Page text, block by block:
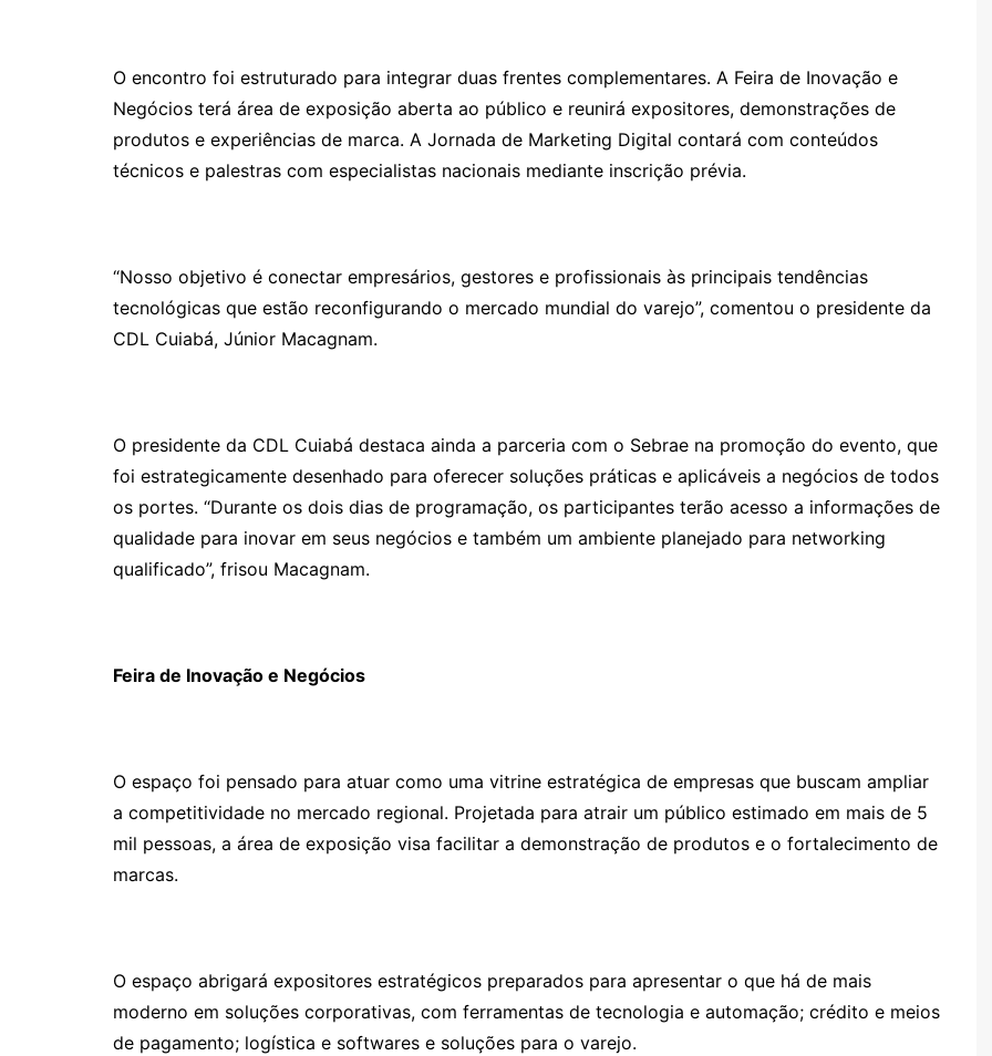
O encontro foi estruturado para integrar duas frentes complementares. A Feira de Inovação e
Negócios terá área de exposição aberta ao público e reunirá expositores, demonstrações de
produtos e experiências de marca. A Jornada de Marketing Digital contará com conteúdos
técnicos e palestras com especialistas nacionais mediante inscrição prévia.
“Nosso objetivo é conectar empresários, gestores e profissionais às principais tendências
tecnológicas que estão reconfigurando o mercado mundial do varejo”, comentou o presidente da
CDL Cuiabá, Júnior Macagnam.
O presidente da CDL Cuiabá destaca ainda a parceria com o Sebrae na promoção do evento, que
foi estrategicamente desenhado para oferecer soluções práticas e aplicáveis a negócios de todos
os portes. “Durante os dois dias de programação, os participantes terão acesso a informações de
qualidade para inovar em seus negócios e também um ambiente planejado para networking
qualificado”, frisou Macagnam.
Feira de Inovação e Negócios
O espaço foi pensado para atuar como uma vitrine estratégica de empresas que buscam ampliar
a competitividade no mercado regional. Projetada para atrair um público estimado em mais de 5
mil pessoas, a área de exposição visa facilitar a demonstração de produtos e o fortalecimento de
marcas.
O espaço abrigará expositores estratégicos preparados para apresentar o que há de mais
moderno em soluções corporativas, com ferramentas de tecnologia e automação; crédito e meios
de pagamento; logística e softwares e soluções para o varejo.